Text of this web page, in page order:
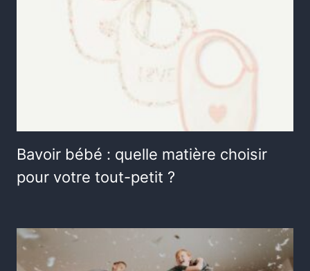
Bavoir bébé : quelle matière choisir
pour votre tout-petit ?